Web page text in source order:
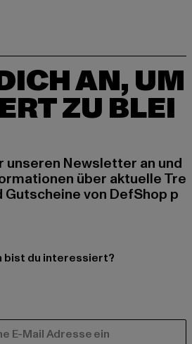
AN, UM
ZU BLEI
unseren Newsletter an und
über aktuelle Tre
Gutscheine von DefShop p
bist du interessiert?